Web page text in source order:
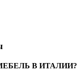
В ИТАЛИИ?